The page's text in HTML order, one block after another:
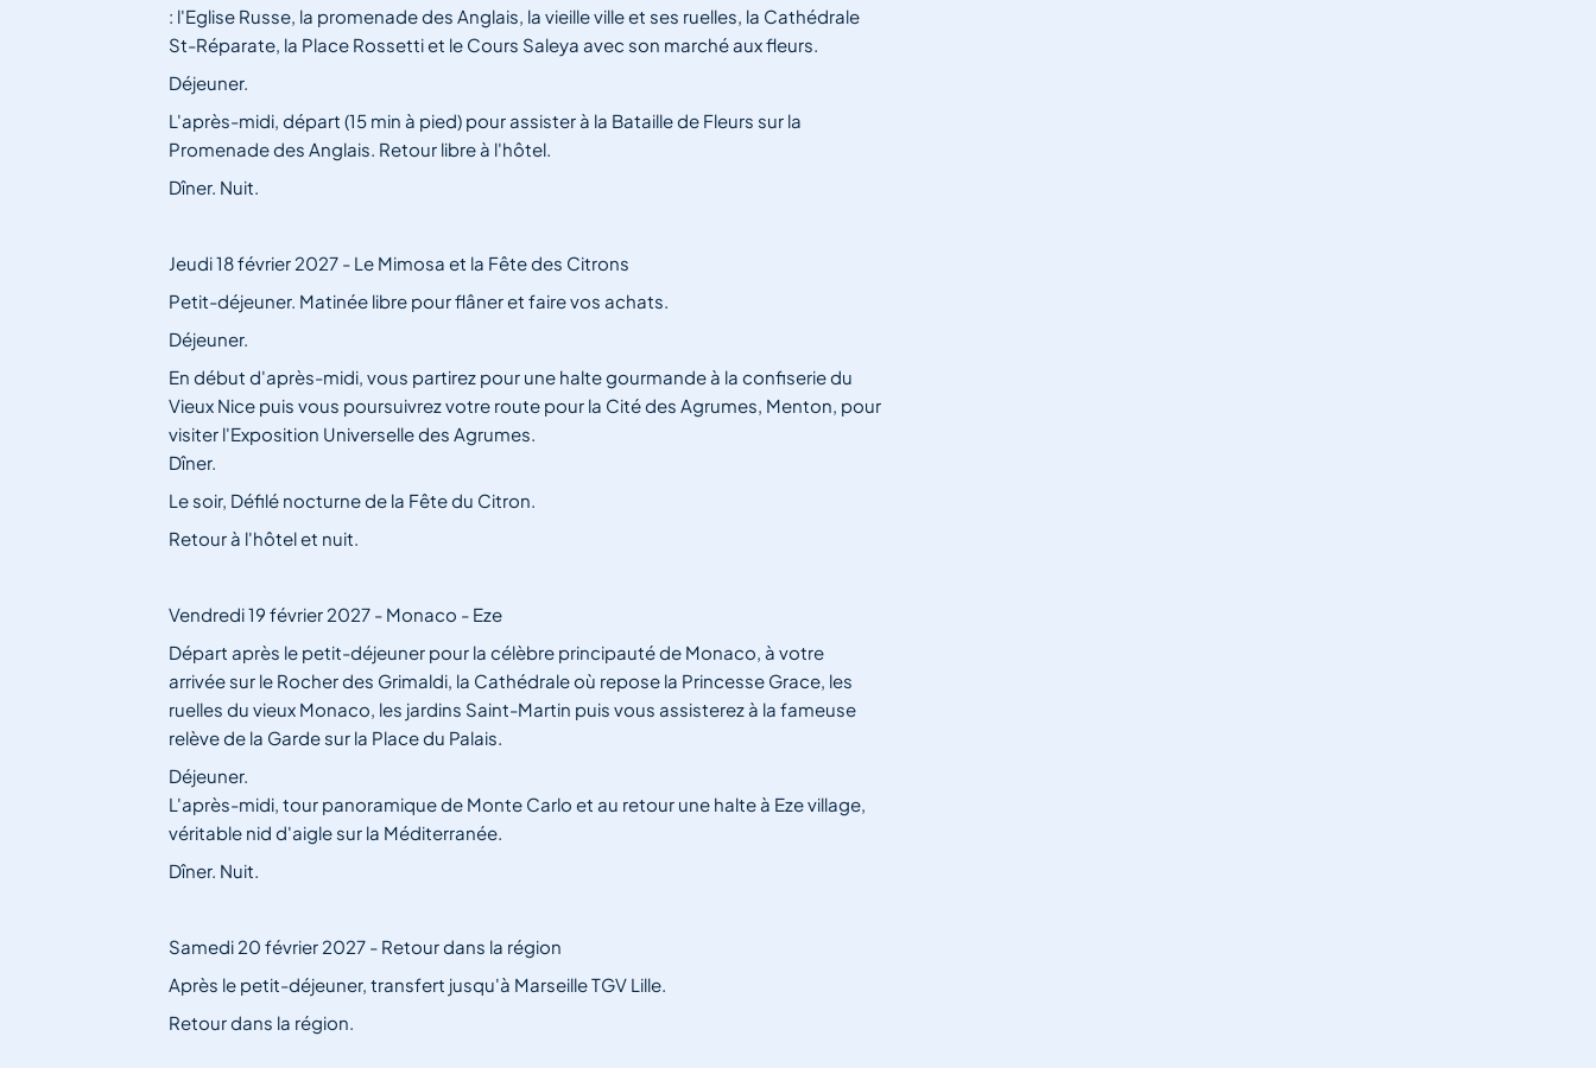
: l'Eglise Russe, la promenade des Anglais, la vieille ville et ses ruelles, la Cathédrale
St-Réparate, la Place Rossetti et le Cours Saleya avec son marché aux fleurs.
Déjeuner.
L'après-midi, départ (15 min à pied) pour assister à la Bataille de Fleurs sur la
Promenade des Anglais. Retour libre à l'hôtel.
Dîner. Nuit.
Jeudi 18 février 2027 - Le Mimosa et la Fête des Citrons
Petit-déjeuner. Matinée libre pour flâner et faire vos achats.
Déjeuner.
En début d'après-midi, vous partirez pour une halte gourmande à la confiserie du
Vieux Nice puis vous poursuivrez votre route pour la Cité des Agrumes, Menton, pour
visiter l'Exposition Universelle des Agrumes.
Dîner.
Le soir, Défilé nocturne de la Fête du Citron.
Retour à l'hôtel et nuit.
Vendredi 19 février 2027 - Monaco - Eze
Départ après le petit-déjeuner pour la célèbre principauté de Monaco, à votre
arrivée sur le Rocher des Grimaldi, la Cathédrale où repose la Princesse Grace, les
ruelles du vieux Monaco, les jardins Saint-Martin puis vous assisterez à la fameuse
relève de la Garde sur la Place du Palais.
Déjeuner.
L'après-midi, tour panoramique de Monte Carlo et au retour une halte à Eze village,
véritable nid d'aigle sur la Méditerranée.
Dîner. Nuit.
Samedi 20 février 2027 - Retour dans la région
Après le petit-déjeuner, transfert jusqu'à Marseille TGV Lille.
Retour dans la région.